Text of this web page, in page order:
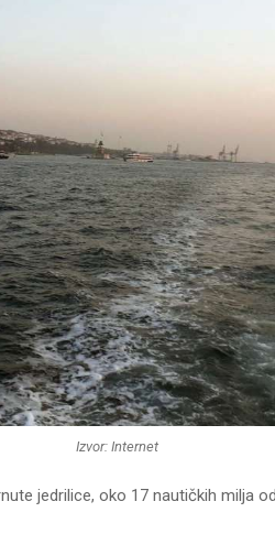
Izvor: Internet
jedrilice, oko 17 nautičkih milja